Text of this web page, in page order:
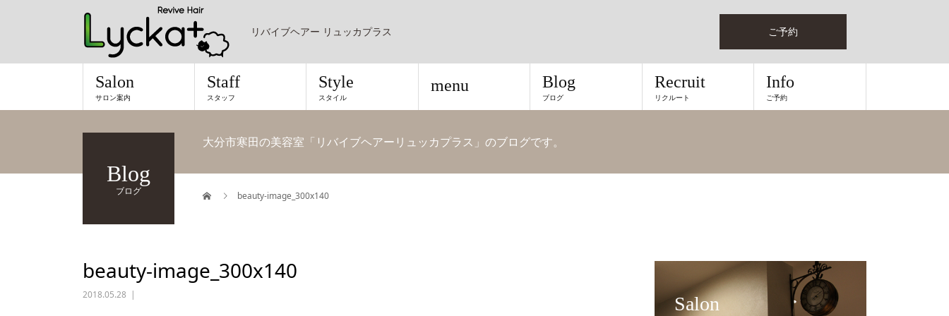
リバイブヘアー リュッカプラス ご予約
Salon
サロン案内
Staff
スタッフ
Style
スタイル
menu Blog
ブログ
Recruit
リクルート
Info
ご予約
Blog
ブログ
大分市寒田の美容室「リバイブヘアーリュッカプラス」のブログです。
beauty-image_300x140
beauty-image_300x140
2018.05.28 Salon